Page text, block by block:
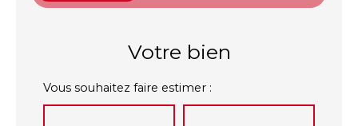
Votre bien
Vous souhaitez faire estimer :